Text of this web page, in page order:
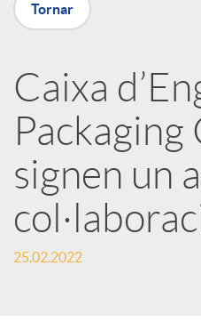
X
a
r
x
e
Tornar
Caixa
signen un
25.02.2022